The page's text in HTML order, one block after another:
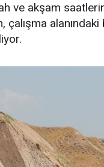
ve akşam
çalışma